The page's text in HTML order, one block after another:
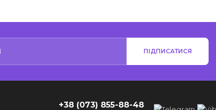
ПІДПИСАТИСЯ
+38 (073) 855-88-48